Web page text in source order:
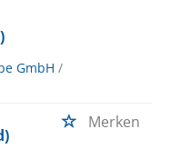
GmbH /
Merken